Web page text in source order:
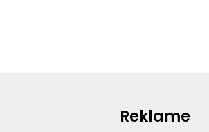
Reklame